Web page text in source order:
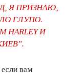
Я ПРИЗНАЮ,
ГЛУПО.
HARLEY И
вам